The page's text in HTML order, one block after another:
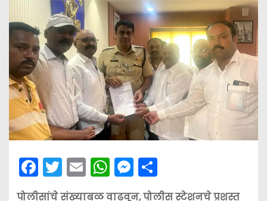
F
a
T
w
E
m
W
h
M
e
S
h
पोलीसांचे संख्याबळ वाढवून, पोलीस स्टेशनचे प्रशस्त